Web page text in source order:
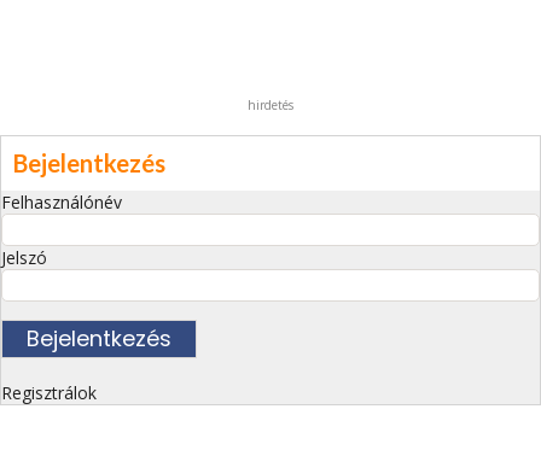
hirdetés
Bejelentkezés
Felhasználónév
Jelszó
Regisztrálok